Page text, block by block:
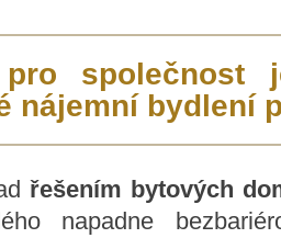
pro společnost
nájemní bydlení
řešením bytových
napadne